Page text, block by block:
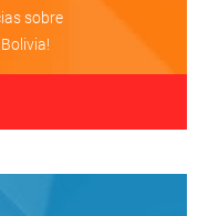
sobre